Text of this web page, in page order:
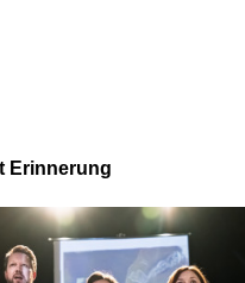
Erinnerung